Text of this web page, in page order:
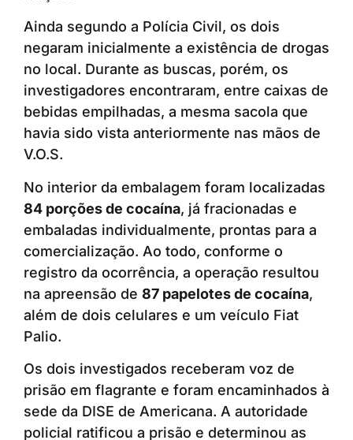
Ainda segundo a Polícia Civil, os dois
negaram inicialmente a existência de drogas
no local. Durante as buscas, porém, os
investigadores encontraram, entre caixas de
bebidas empilhadas, a mesma sacola que
havia sido vista anteriormente nas mãos de
V.O.S.
No interior da embalagem foram localizadas
84 porções de cocaína, já fracionadas e
embaladas individualmente, prontas para a
comercialização. Ao todo, conforme o
registro da ocorrência, a operação resultou
na apreensão de 87 papelotes de cocaína,
além de dois celulares e um veículo Fiat
Palio.
Os dois investigados receberam voz de
prisão em flagrante e foram encaminhados à
sede da DISE de Americana. A autoridade
policial ratificou a prisão e determinou as